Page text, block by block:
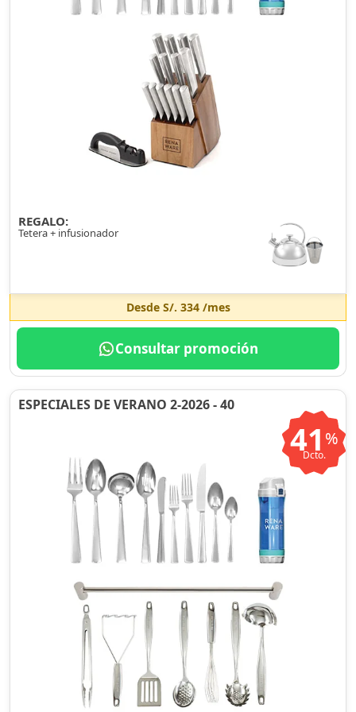
REGALO:
Tetera + infusionador
Desde S/. 334/mes
Consultar promoción
ESPECIALES DE VERANO 2-2026 - 40
41 %
Dcto.